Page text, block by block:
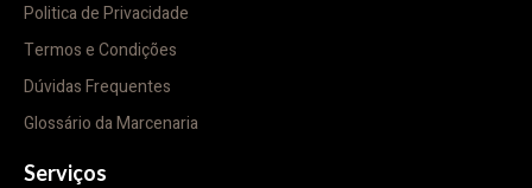
Politica de Privacidade
Termos e Condições
Dúvidas Frequentes
Glossário da Marcenaria
Serviços